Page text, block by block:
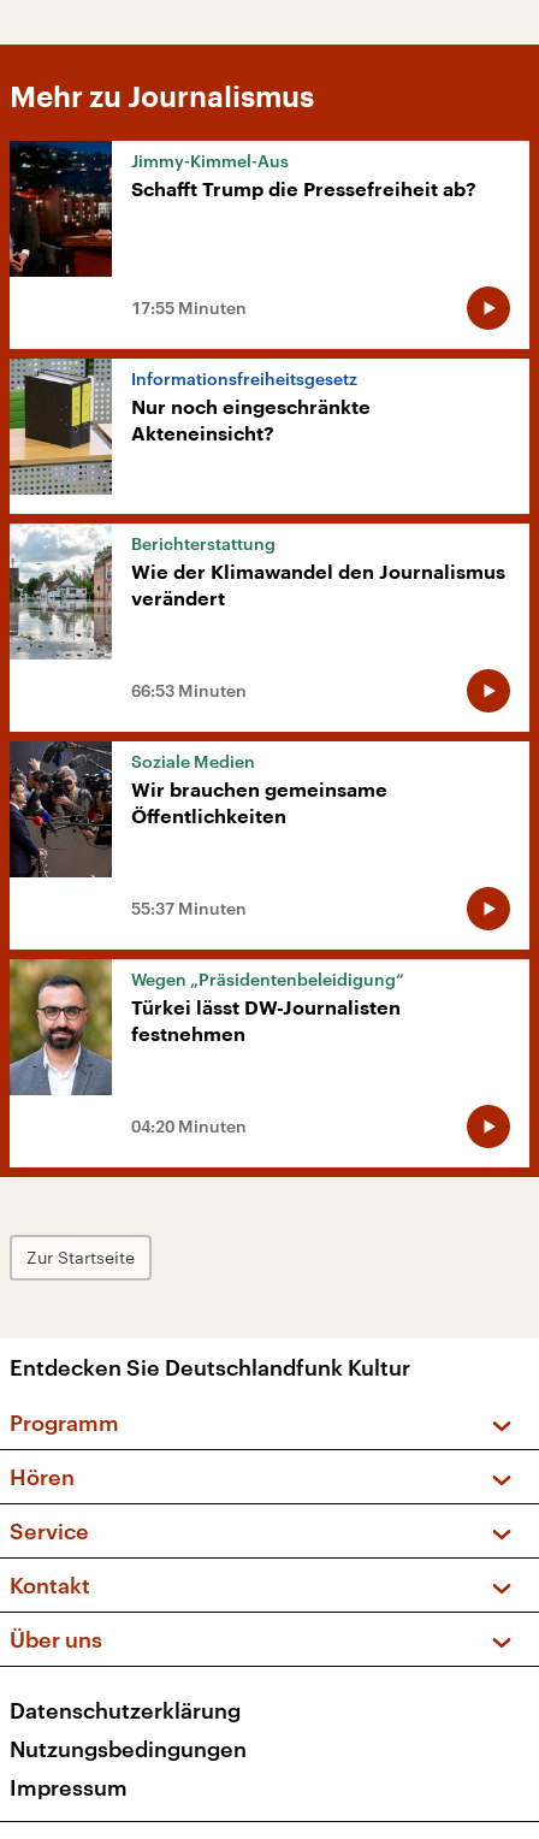
Mehr zu Journalismus
Jimmy-Kimmel-Aus
Schafft Trump die Pressefreiheit ab?
17:55 Minuten
Informationsfreiheitsgesetz
Nur noch eingeschränkte
Akteneinsicht?
Berichterstattung
Wie der Klimawandel den Journalismus
verändert
66:53 Minuten
Soziale Medien
Wir brauchen gemeinsame
Öffentlichkeiten
55:37 Minuten
Wegen „Präsidentenbeleidigung“
Türkei lässt DW-Journalisten
festnehmen
04:20 Minuten
Zur Startseite
Entdecken Sie Deutschlandfunk Kultur
Programm
Sendungen und Podcasts
Musikliste
Kakadu – Das Kinderprogramm
Hören
Frequenzen (UKW + DAB+)
Service
FAQ
Apps
Newsletter
Kontakt
Social Media
Über uns
Presse
Karriere
Transparenz
Datenschutzerklärung
Nutzungsbedingungen
Impressum